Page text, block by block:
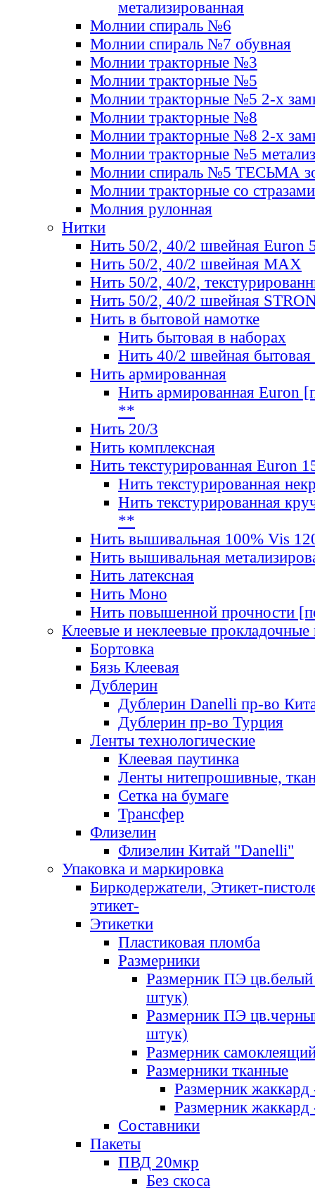
метализированная
Молнии спираль №6
Молнии спираль №7 обувная
Молнии тракторные №3
Молнии тракторные №5
Молнии тракторные №5 2-х
Молнии тракторные №8
Молнии тракторные №8 2-х
Молнии тракторные №5
Молнии спираль №5 ТЕСЬМА
Молнии тракторные со стразами
Молния рулонная
Нитки
Нить 50/2, 40/2 швейная Euron
Нить 50/2, 40/2 швейная МАХ
Нить 50/2, 40/2,
Нить 50/2, 40/2 швейная
Нить в бытовой намотке
Нить бытовая в наборах
Нить 40/2 швейная бытовая
Нить армированная
Нить армированная Euron
**
Нить 20/3
Нить комплексная
Нить текстурированная Euron
Нить текстурированная
Нить текстурированная
**
Нить вышивальная 100% Vis
Нить вышивальная
Нить латексная
Нить Моно
Нить повышенной прочности
Клеевые и неклеевые прокладочные
Бортовка
Бязь Клеевая
Дублерин
Дублерин Danelli пр-во
Дублерин пр-во Турция
Ленты технологические
Клеевая паутинка
Ленты нитепрошивные,
Сетка на бумаге
Трансфер
Флизелин
Флизелин Китай "Danelli"
Упаковка и маркировка
Биркодержатели, Этикет-
этикет-
Этикетки
Пластиковая пломба
Размерники
Размерник ПЭ цв.белый
штук)
Размерник ПЭ
штук)
Размерник
Размерники тканные
Размерник
Размерник
Составники
Пакеты
ПВД 20мкр
Без скоса